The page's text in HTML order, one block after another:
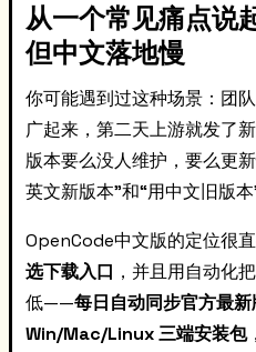
从一个常见痛点说
但中文落地慢
你可能遇到过这种场景：团
广起来，第二天上游就发了
版本要么没人维护，要么更
英文新版本”和“用中文旧版本
OpenCode中文版的定位很
选下载入口 ，并且用自动化
低——每日自动同步官方最新
Win/Mac/Linux 三端安装包